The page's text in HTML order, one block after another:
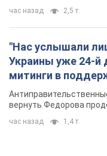
час назад 2,5 т.
"Нас услышали
Украины уже 24-й
митинги в
вернуть Федорова
час назад 1,4 т.